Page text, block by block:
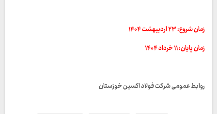
زمان شروع: ۲۳ اردیبهشت ۱۴۰۴
زمان پایان: ۱۱ خرداد ۱۴۰۴
روابط عمومی شرکت فولاد اکسین خوزستان